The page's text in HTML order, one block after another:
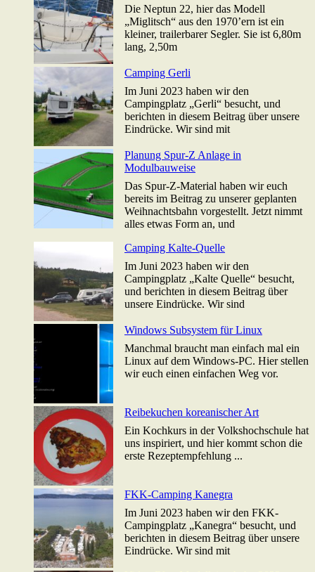
Die Neptun 22, hier das Modell
„Miglitsch“ aus den 1970’ern ist ein
kleiner, trailerbarer Segler. Sie ist 6,80m
lang, 2,50m
Camping Gerli
Im Juni 2023 haben wir den
Campingplatz „Gerli“ besucht, und
berichten in diesem Beitrag über unsere
Eindrücke. Wir sind mit
Planung Spur-Z Anlage in
Modulbauweise
Das Spur-Z-Material haben wir euch
bereits im Beitrag zu unserer geplanten
Weihnachtsbahn vorgestellt. Jetzt nimmt
alles etwas Form an, und
Camping Kalte-Quelle
Im Juni 2023 haben wir den
Campingplatz „Kalte Quelle“ besucht,
und berichten in diesem Beitrag über
unsere Eindrücke. Wir sind
Windows Subsystem für Linux
Manchmal braucht man einfach mal ein
Linux auf dem Windows-PC. Hier stellen
wir euch einen einfachen Weg vor.
Reibekuchen koreanischer Art
Ein Kochkurs in der Volkshochschule hat
uns inspiriert, und hier kommt schon die
erste Rezeptempfehlung ...
FKK-Camping Kanegra
Im Juni 2023 haben wir den FKK-
Campingplatz „Kanegra“ besucht, und
berichten in diesem Beitrag über unsere
Eindrücke. Wir sind mit